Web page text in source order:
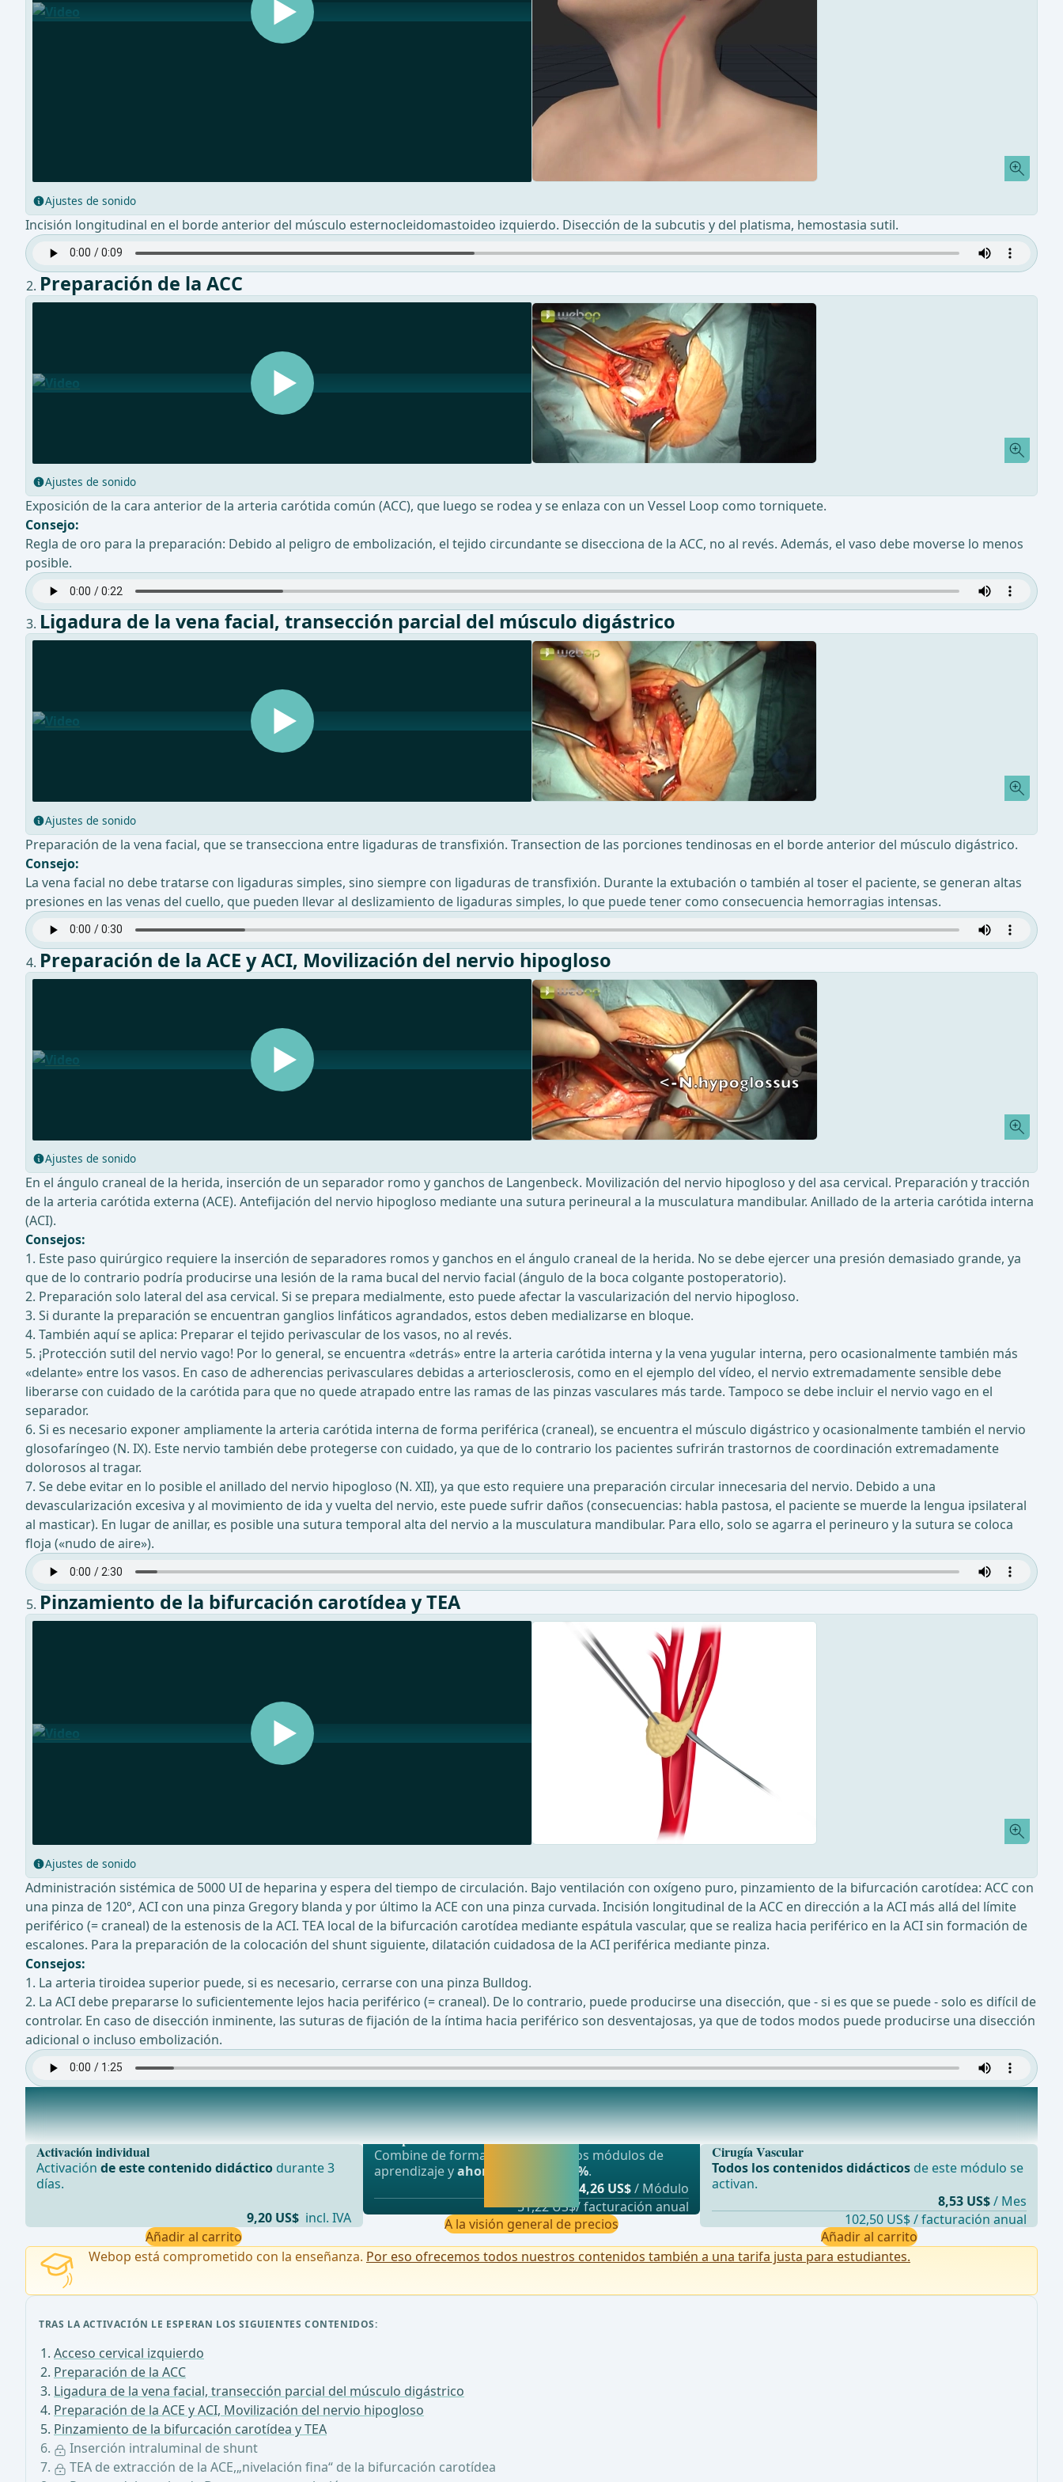
Ajustes de sonido
Incisión longitudinal en el borde anterior del músculo esternocleidomastoideo izquierdo. Disección de la subcutis y del platisma, hemostasia sutil.
Preparación de la ACC
Ajustes de sonido
Exposición de la cara anterior de la arteria carótida común (ACC), que luego se rodea y se enlaza con un Vessel Loop como torniquete.
Consejo:
Regla de oro para la preparación: Debido al peligro de embolización, el tejido circundante se disecciona de la ACC, no al revés. Además, el vaso debe moverse lo menos
posible.
Ligadura de la vena facial, transección parcial del músculo digástrico
Ajustes de sonido
Preparación de la vena facial, que se transecciona entre ligaduras de transfixión. Transection de las porciones tendinosas en el borde anterior del músculo digástrico.
Consejo:
La vena facial no debe tratarse con ligaduras simples, sino siempre con ligaduras de transfixión. Durante la extubación o también al toser el paciente, se generan altas
presiones en las venas del cuello, que pueden llevar al deslizamiento de ligaduras simples, lo que puede tener como consecuencia hemorragias intensas.
Preparación de la ACE y ACI, Movilización del nervio hipogloso
Ajustes de sonido
En el ángulo craneal de la herida, inserción de un separador romo y ganchos de Langenbeck. Movilización del nervio hipogloso y del asa cervical. Preparación y tracción
de la arteria carótida externa (ACE). Antefijación del nervio hipogloso mediante una sutura perineural a la musculatura mandibular. Anillado de la arteria carótida interna
(ACI).
Consejos:
1. Este paso quirúrgico requiere la inserción de separadores romos y ganchos en el ángulo craneal de la herida. No se debe ejercer una presión demasiado grande, ya
que de lo contrario podría producirse una lesión de la rama bucal del nervio facial (ángulo de la boca colgante postoperatorio).
2. Preparación solo lateral del asa cervical. Si se prepara medialmente, esto puede afectar la vascularización del nervio hipogloso.
3. Si durante la preparación se encuentran ganglios linfáticos agrandados, estos deben medializarse en bloque.
4. También aquí se aplica: Preparar el tejido perivascular de los vasos, no al revés.
5. ¡Protección sutil del nervio vago! Por lo general, se encuentra «detrás» entre la arteria carótida interna y la vena yugular interna, pero ocasionalmente también más
«delante» entre los vasos. En caso de adherencias perivasculares debidas a arteriosclerosis, como en el ejemplo del vídeo, el nervio extremadamente sensible debe
liberarse con cuidado de la carótida para que no quede atrapado entre las ramas de las pinzas vasculares más tarde. Tampoco se debe incluir el nervio vago en el
separador.
6. Si es necesario exponer ampliamente la arteria carótida interna de forma periférica (craneal), se encuentra el músculo digástrico y ocasionalmente también el nervio
glosofaríngeo (N. IX). Este nervio también debe protegerse con cuidado, ya que de lo contrario los pacientes sufrirán trastornos de coordinación extremadamente
dolorosos al tragar.
7. Se debe evitar en lo posible el anillado del nervio hipogloso (N. XII), ya que esto requiere una preparación circular innecesaria del nervio. Debido a una
devascularización excesiva y al movimiento de ida y vuelta del nervio, este puede sufrir daños (consecuencias: habla pastosa, el paciente se muerde la lengua ipsilateral
al masticar). En lugar de anillar, es posible una sutura temporal alta del nervio a la musculatura mandibular. Para ello, solo se agarra el perineuro y la sutura se coloca
floja («nudo de aire»).
Pinzamiento de la bifurcación carotídea y TEA
Ajustes de sonido
Administración sistémica de 5000 UI de heparina y espera del tiempo de circulación. Bajo ventilación con oxígeno puro, pinzamiento de la bifurcación carotídea: ACC con
una pinza de 120°, ACI con una pinza Gregory blanda y por último la ACE con una pinza curvada. Incisión longitudinal de la ACC en dirección a la ACI más allá del límite
periférico (= craneal) de la estenosis de la ACI. TEA local de la bifurcación carotídea mediante espátula vascular, que se realiza hacia periférico en la ACI sin formación de
escalones. Para la preparación de la colocación del shunt siguiente, dilatación cuidadosa de la ACI periférica mediante pinza.
Consejos:
1. La arteria tiroidea superior puede, si es necesario, cerrarse con una pinza Bulldog.
2. La ACI debe prepararse lo suficientemente lejos hacia periférico (= craneal). De lo contrario, puede producirse una disección, que - si es que se puede - solo es difícil de
controlar. En caso de disección inminente, las suturas de fijación de la íntima hacia periférico son desventajosas, ya que de todos modos puede producirse una disección
adicional o incluso embolización.
Inserción intraluminal de shunt
Después de una TEA segura de la ACI sin dejar un escalón intimal, se introduce un tubo de shunt (ge
Activación individual
Activaciónde este contenido didáctico durante 3
días.
9,20 US$ incl. IVA
Añadir al carrito
Oferta más popular
webop - Ahorro flexible
Combine de forma flexible nuestros módulos de
aprendizaje yahorre hasta un 50%.
4,26 US$/ Módulo
51,22 US$/ facturación anual
A la visión general de precios
Cirugía Vascular
Todos los contenidos didácticosde este módulo se
activan.
8,53 US$ / Mes
102,50 US$ / facturación anual
Añadir al carrito
Webop está comprometido con la enseñanza. Por eso ofrecemos todos nuestros contenidos también a una tarifa justa para estudiantes.
TRAS LA ACTIVACIÓN LE ESPERAN LOS SIGUIENTES CONTENIDOS:
Acceso cervical izquierdo
Preparación de la ACC
Ligadura de la vena facial, transección parcial del músculo digástrico
Preparación de la ACE y ACI, Movilización del nervio hipogloso
Pinzamiento de la bifurcación carotídea y TEA
Inserción intraluminal de shunt
TEA de extracción de la ACE,„nivelación fina“ de la bifurcación carotídea